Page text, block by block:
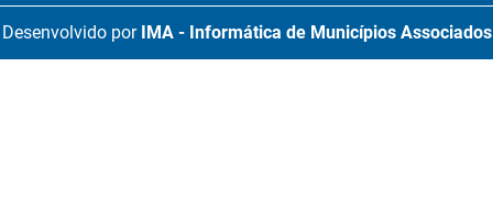
Desenvolvido por IMA - Informática de Municípios Associados